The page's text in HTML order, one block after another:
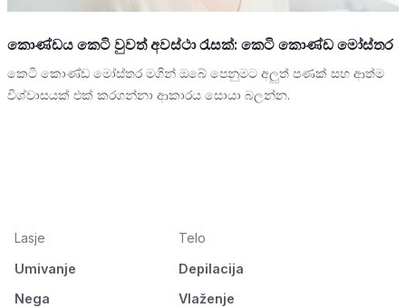
කොණ්ඩය කෙටි වුවත් අවස්ථා රැසක්: කෙටි කොණ්ඩ මෝස්තර
කෙටි කොණ්ඩ මෝස්තර මගින් ඔබේ පෙනුමට අලුත් පණක් සහ ආත්ම
විශ්වාසයක් එක් කරගන්නා ආකාරය සොයා බලන්න.
Lasje
Umivanje
Nega
Telo
Depilacija
Vlaženje